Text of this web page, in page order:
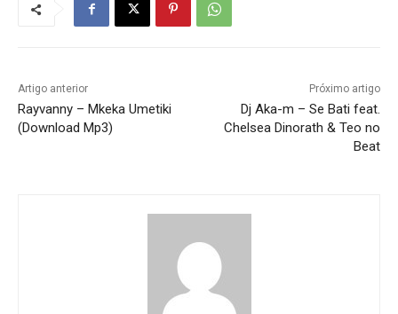
Artigo anterior
Rayvanny – Mkeka Umetiki
(Download Mp3)
Próximo artigo
Dj Aka-m – Se Bati feat.
Chelsea Dinorath & Teo no
Beat